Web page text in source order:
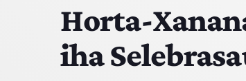
Horta-
iha